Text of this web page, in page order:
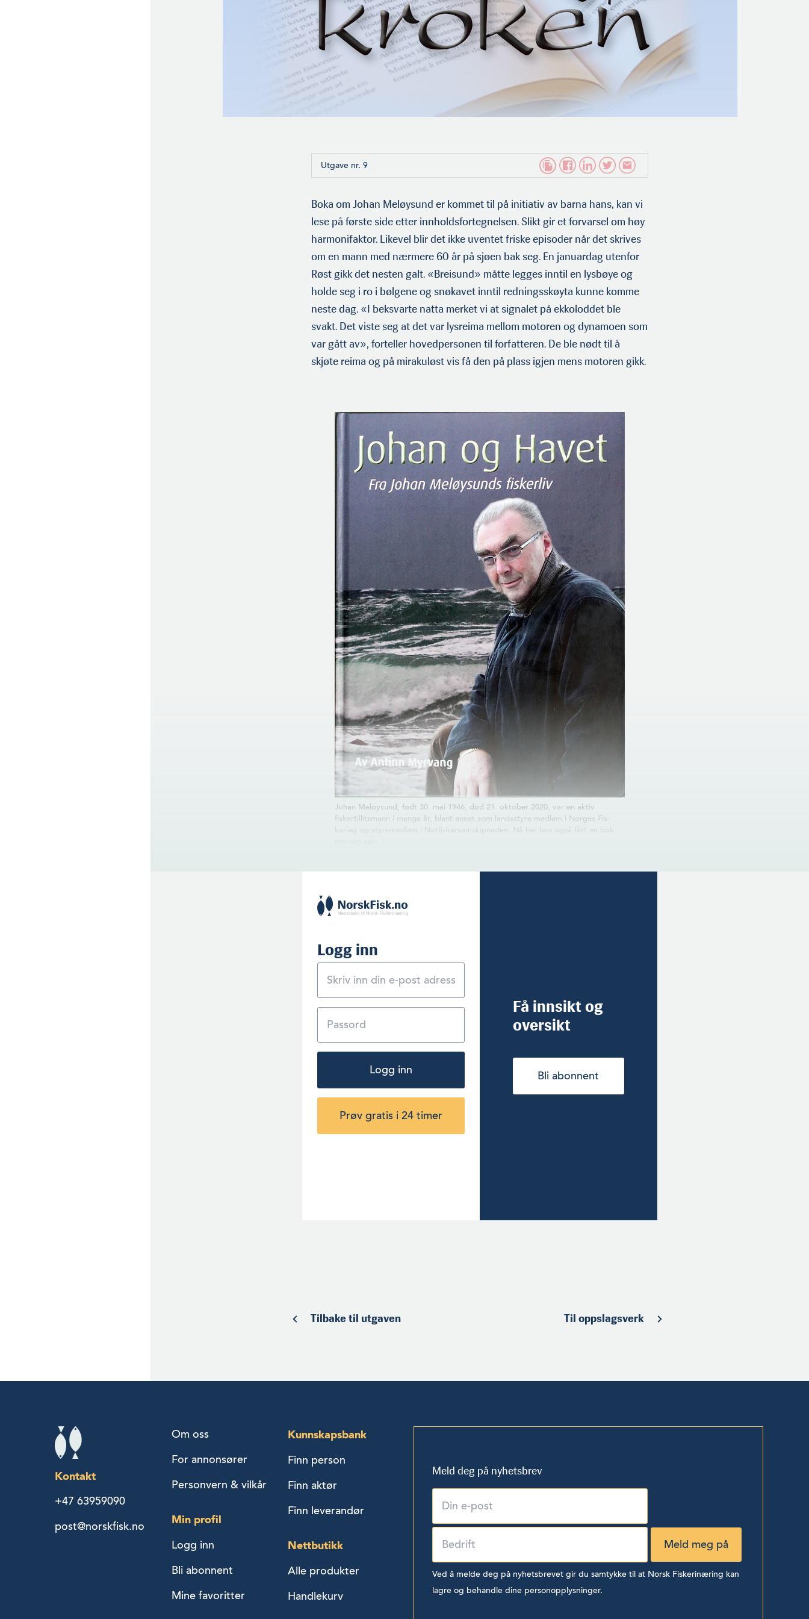
Utgave nr. 9
Boka om Johan Meløysund er kommet til på initiativ av barna hans, kan vi
lese på første side etter innholdsfortegnelsen. Slikt gir et forvarsel om høy
harmonifaktor. Likevel blir det ikke uventet friske episoder når det skrives
om en mann med nærmere 60 år på sjøen bak seg. En januardag utenfor
Røst gikk det nesten galt. «Breisund» måtte legges inntil en lysbøye og
holde seg i ro i bølgene og snøkavet inntil redningsskøyta kunne komme
neste dag. «I beksvarte natta merket vi at signalet på ekkoloddet ble
svakt. Det viste seg at det var lysreima mellom motoren og dynamoen som
var gått av», forteller hovedpersonen til forfatteren. De ble nødt til å
skjøte reima og på mirakuløst vis få den på plass igjen mens motoren gikk.
Johan Meløysund, født 30. mai 1946, død 21. oktober 2020, var en aktiv
fiskertillits­mann i mange år, blant annet som landsstyre-medlem i Norges Fis­
Logg inn
Logg inn
Prøv gratis i 24 timer
Få innsikt og
oversikt
Bli abonnent
Tilbake til utgaven Til oppslagsverk
Kontakt
+47 63959090
post@norskfisk.no
Om oss
For annonsører
Personvern & vilkår
Min profil
Logg inn
Bli abonnent
Mine favoritter
Kunnskapsbank
Finn person
Finn aktør
Finn leverandør
Nettbutikk
Alle produkter
Handlekurv
Meld deg på nyhetsbrev
Ved å melde deg på nyhetsbrevet gir du samtykke til at Norsk Fiskerinæring kan
lagre og behandle dine personopplysninger.